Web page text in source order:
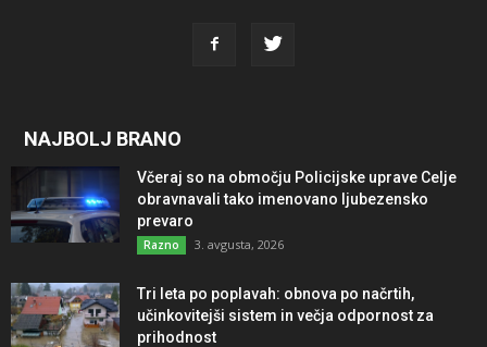
NAJBOLJ BRANO
Včeraj so na območju Policijske uprave Celje
obravnavali tako imenovano ljubezensko
prevaro
Razno 3. avgusta, 2026
Tri leta po poplavah: obnova po načrtih,
učinkovitejši sistem in večja odpornost za
prihodnost